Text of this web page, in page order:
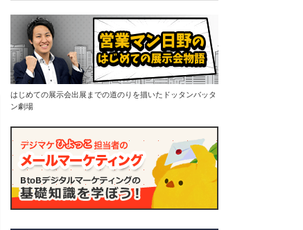
はじめての展示会出展までの道のりを描いたドッタンバッタ
ン劇場